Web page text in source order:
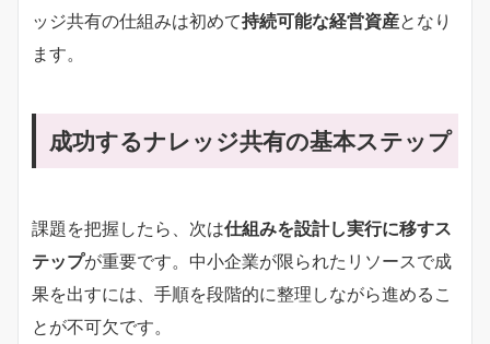
ッジ共有の仕組みは初めて持続可能な経営資産となり
ます。
成功するナレッジ共有の基本ステップ
課題を把握したら、次は仕組みを設計し実行に移すス
テップが重要です。中小企業が限られたリソースで成
果を出すには、手順を段階的に整理しながら進めるこ
とが不可欠です。